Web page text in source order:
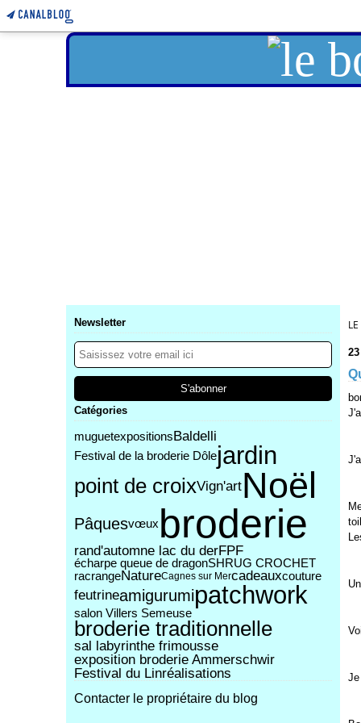
Newsletter
Catégories
muguetexpositionsBaldelli
Festival de la broderie Dôlejardin
point de croixVign'artNoël
Pâquesvœux broderie
rand'automne lac du derFPF
écharpe queue de dragonSHRUG CROCHET
racrangeNatureCagnes sur Mercadeauxcouture
feutrineamigurumipatchwork
salon Villers Semeuse
broderie traditionnelle
sal labyrinthe frimousse
exposition broderie Ammerschwir
Festival du Linréalisations
Contacter le propriétaire du blog